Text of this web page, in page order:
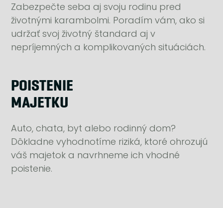
Zabezpečte seba aj svoju rodinu pred
životnými karambolmi. Poradím vám, ako si
udržať svoj životný štandard aj v
nepríjemných a komplikovaných situáciách.
POISTENIE
MAJETKU
Auto, chata, byt alebo rodinný dom?
Dôkladne vyhodnotíme riziká, ktoré ohrozujú
váš majetok a navrhneme ich vhodné
poistenie.